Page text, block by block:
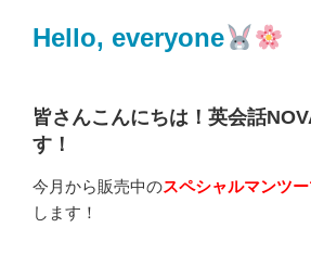
Hello, everyone
皆さんこんにちは！英会話
す！
今月から販売中のスペシャルマンツ
します！